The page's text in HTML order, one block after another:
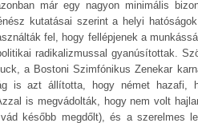
már egy nagyon minimális
kutatásai szerint a helyi
fel, hogy fellépjenek a
radikalizmussal gyanúsítottak.
a Bostoni Szimfónikus Zenekar
is azt állította, hogy német hazafi,
is megvádolták, hogy nem volt
később megdőlt), és a szerelmes